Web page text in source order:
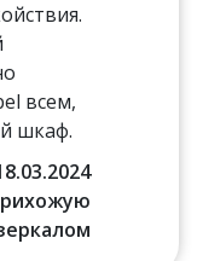
всем,
шкаф.